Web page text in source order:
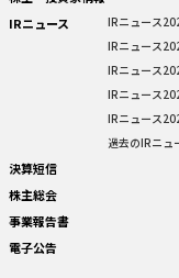
IRニュース
IRニュース
IRニュース
IRニュース
IRニュース
IRニュース
過去のIRニュ
決算短信
株主総会
事業報告書
電子公告